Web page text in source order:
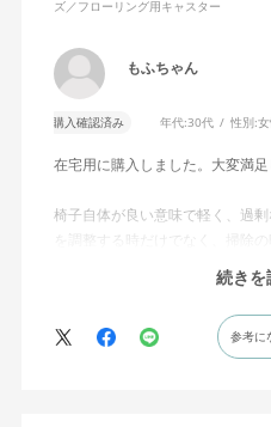
ズ／フローリング用キャスター
もふちゃん
購入確認済み 年代:30代 性別:
在宅用に購入しました。大変満足
椅子自体が良い意味で軽く、過
を調整する時だけでなく、掃除
で、ストレスを感じません。
背中はメッシュ素材でハリがあ
に入っています。色も画像通り
色になっています。
キャスターはフローリング用を
続きを
参考に